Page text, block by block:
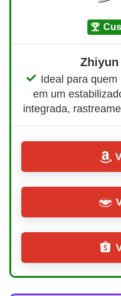
Ideal para
em um
integrada,